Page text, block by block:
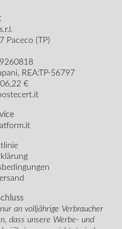
Paceco (TP)
REA:TP-56797
€
an volljährige Verbraucher
dass unsere Werbe- und